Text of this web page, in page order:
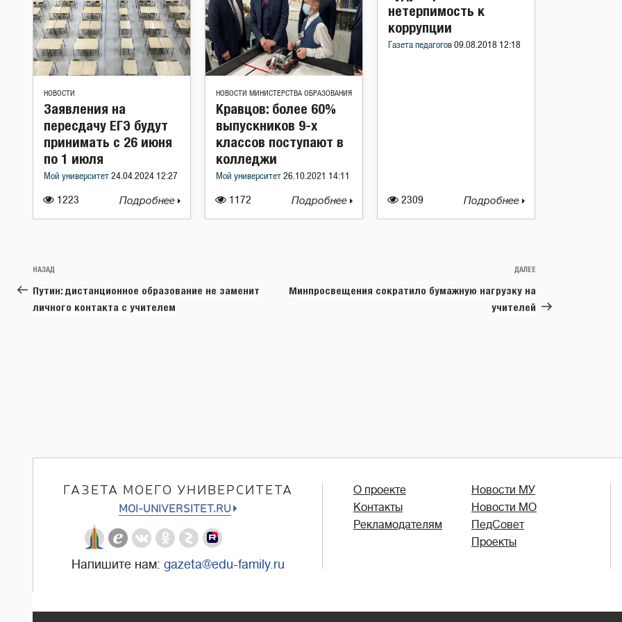
НОВОСТИ
1223
Заявления на
пересдачу ЕГЭ будут
принимать с 26 июня
по 1 июля
Мой университет 24.04.2024 12:27
Подробнее
НОВОСТИ МИНИСТЕРСТВА ОБРАЗОВАНИЯ
1172
Кравцов: более 60%
выпускников 9-х
классов поступают в
колледжи
Мой университет 26.10.2021 14:11
Подробнее 2309
нетерпимость к
коррупции
Газета педагогов 09.08.2018 12:18
Подробнее
Навигация
по
записям
Предыдущая
запись:
НАЗАД
Путин: дистанционное образование не заменит
личного контакта с учителем
Следующая
ДАЛЕЕ
Минпросвещения сократило бумажную нагрузку на
учителей
ГАЗЕТА МОЕГО УНИВЕРСИТЕТА
MOI-UNIVERSITET.RU
Напишите нам: gazeta@edu-family.ru
О проекте
Контакты
Рекламодателям
Новости МУ
Новости МО
ПедСовет
Проекты